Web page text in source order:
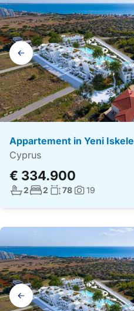
Galerij
navigatie
Appartement in Yeni Iskele
Cyprus
€ 334.900
Aantal badkamers:
2Aantal slaapkamers:
2 Woonoppervlakte:
78Foto's:
19
Galerij
navigatie